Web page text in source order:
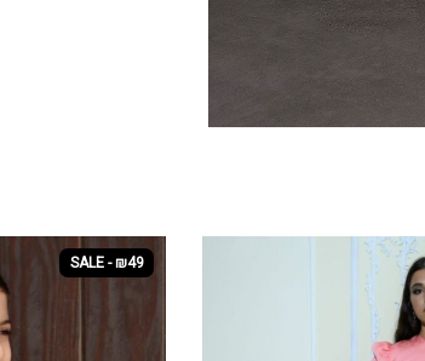
SALE - ₪49